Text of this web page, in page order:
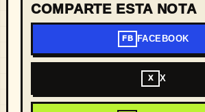
COMPARTE ESTA NOTA
FB FACEBOOK
X X